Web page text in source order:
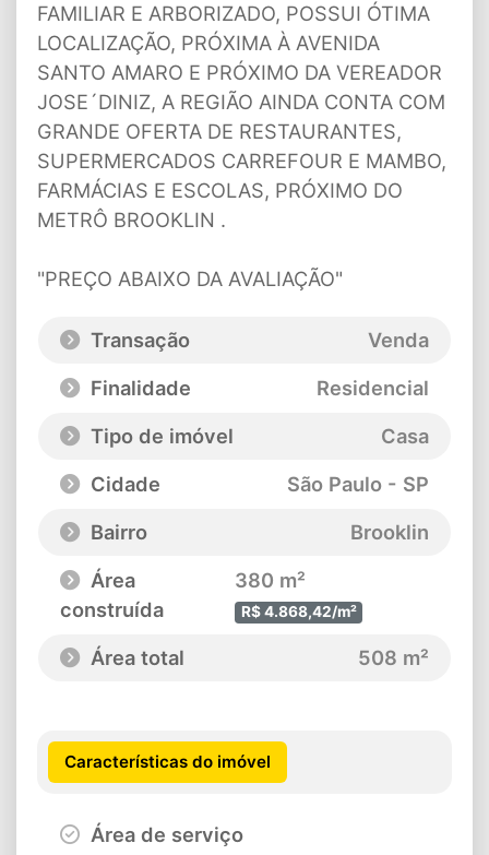
FAMILIAR E ARBORIZADO, POSSUI ÓTIMA
LOCALIZAÇÃO, PRÓXIMA À AVENIDA
SANTO AMARO E PRÓXIMO DA VEREADOR
JOSE´DINIZ, A REGIÃO AINDA CONTA COM
GRANDE OFERTA DE RESTAURANTES,
SUPERMERCADOS CARREFOUR E MAMBO,
FARMÁCIAS E ESCOLAS, PRÓXIMO DO
METRÔ BROOKLIN .
"PREÇO ABAIXO DA AVALIAÇÃO"
Transação
Venda
Finalidade
Residencial
Tipo de imóvel
Casa
Cidade
São Paulo - SP
Bairro
Brooklin
Área
construída
380 m²
R$ 4.868,42/m²
Área total 508 m²
Características do imóvel
Área de serviço